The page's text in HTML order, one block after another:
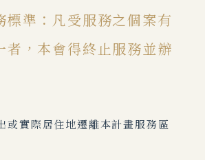
標準：凡受服務之個案有
者，本會得終止服務並辦
或實際居住地遷離本計畫服務區